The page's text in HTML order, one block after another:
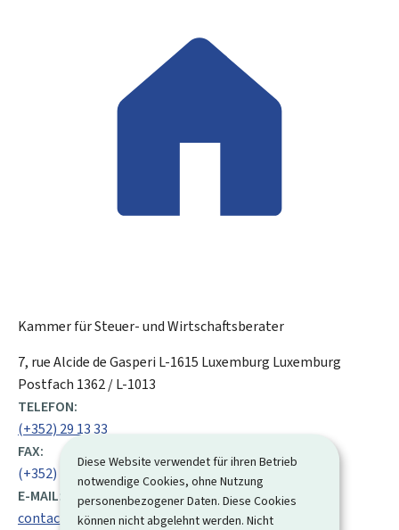
Diese Website verwendet für ihren Betrieb
notwendige Cookies, ohne Nutzung
personenbezogener Daten. Diese Cookies
können nicht abgelehnt werden. Nicht
Kammer für Steuer- und Wirtschaftsberater
ADRESSE:
7, rue Alcide de Gasperi L-1615 Luxemburg Luxemburg
Postfach 1362 / L-1013
TELEFON:
(+352) 29 13 33
FAX:
(+352) 29 13 34
E-MAIL:
contact@oec.lu